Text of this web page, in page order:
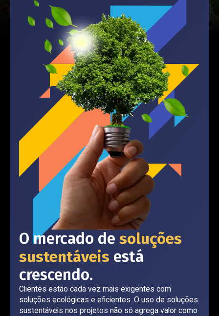
O mercado desoluções
sustentáveis está
crescendo.
Clientes estão cada vez mais exigentes com
soluções ecológicas e eficientes. O uso de soluções
sustentáveis nos projetos não só agrega valor como